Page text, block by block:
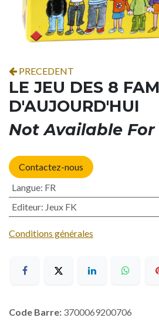
PRECEDENT
LE JEU DES 8
D'AUJOURD'HUI
Not Available For
Contactez-nous
Langue: FR
Editeur: Jeux FK
Conditions générales
Code Barre: 3700069200706